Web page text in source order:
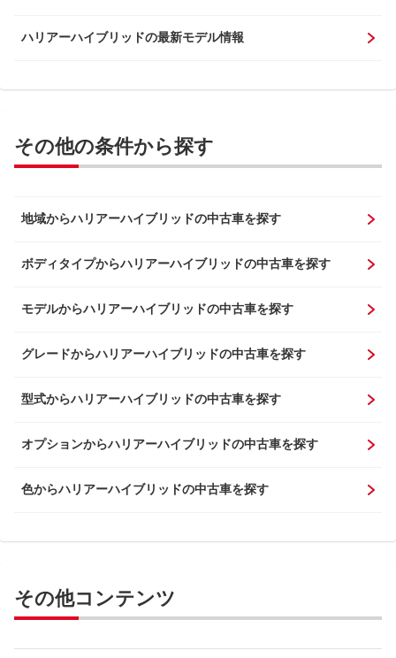
ハリアーハイブリッドの最新モデル情報
その他の条件から探す
地域からハリアーハイブリッドの中古車を探す
ボディタイプからハリアーハイブリッドの中古車を探す
モデルからハリアーハイブリッドの中古車を探す
グレードからハリアーハイブリッドの中古車を探す
型式からハリアーハイブリッドの中古車を探す
オプションからハリアーハイブリッドの中古車を探す
色からハリアーハイブリッドの中古車を探す
その他コンテンツ